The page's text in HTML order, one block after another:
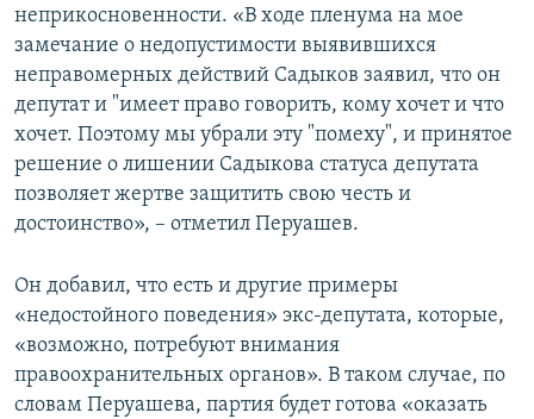
неприкосновенности. «В ходе пленума на мое
замечание о недопустимости выявившихся
неправомерных действий Садыков заявил, что он
депутат и "имеет право говорить, кому хочет и что
хочет. Поэтому мы убрали эту "помеху", и принятое
решение о лишении Садыкова статуса депутата
позволяет жертве защитить свою честь и
достоинство», – отметил Перуашев.
Он добавил, что есть и другие примеры
«недостойного поведения» экс-депутата, которые,
«возможно, потребуют внимания
правоохранительных органов». В таком случае, по
словам Перуашева, партия будет готова «оказать